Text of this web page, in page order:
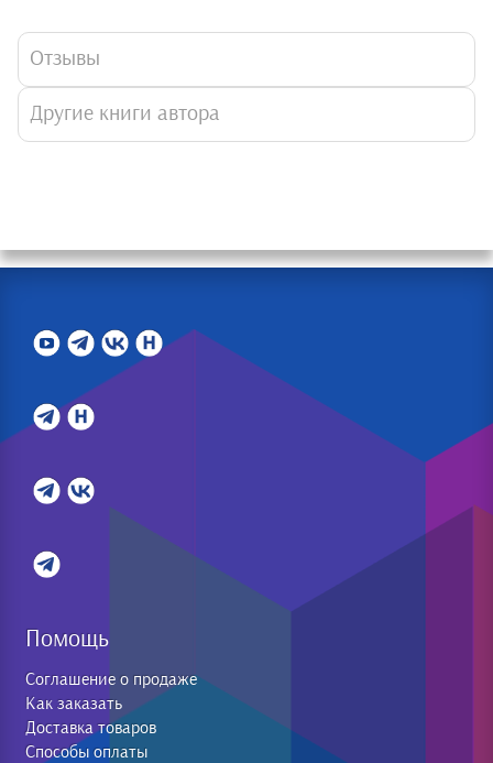
Отзывы
Другие книги автора
Помощь
Соглашение о продаже
Как заказать
Доставка товаров
Способы оплаты